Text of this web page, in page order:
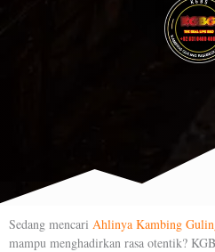
Sedang mencari Ahlinya Kambing
mampu menghadirkan rasa otentik?